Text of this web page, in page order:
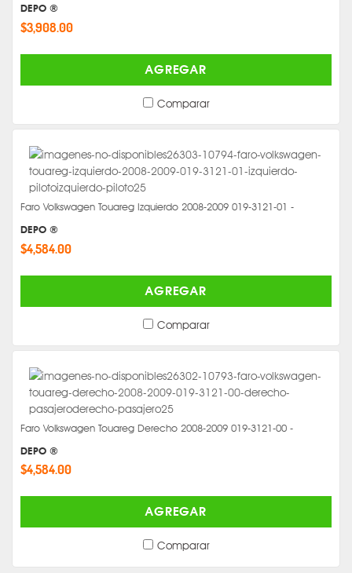
DEPO ®
$3,908.00
AGREGAR
Comparar
Faro Volkswagen Touareg Izquierdo 2008-2009 019-3121-01 -
DEPO ®
$4,584.00
AGREGAR
Comparar
Faro Volkswagen Touareg Derecho 2008-2009 019-3121-00 -
DEPO ®
$4,584.00
AGREGAR
Comparar